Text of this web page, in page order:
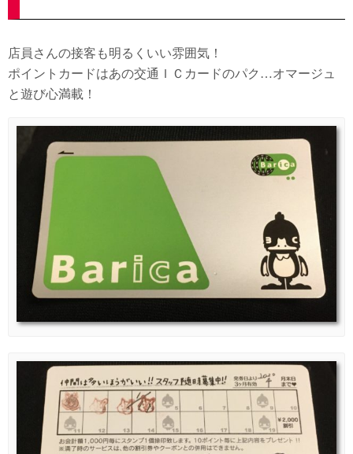
店員さんの接客も明るくいい雰囲気！
ポイントカードはあの交通ＩＣカードのパク…オマージュ
と遊び心満載！